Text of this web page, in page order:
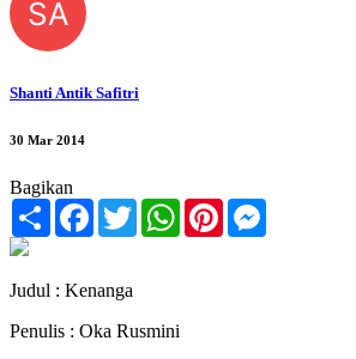
SA
Shanti Antik Safitri
30 Mar 2014
Bagikan
Share FacebookTwitterWhatsApp
Pinterest
Judul : Kenanga
Penulis : Oka Rusmini